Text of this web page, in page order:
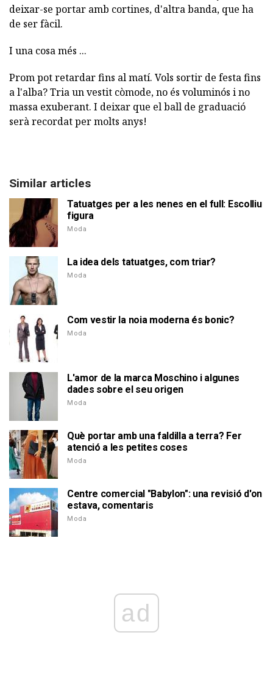
deixar-se portar amb cortines, d'altra banda, que ha
de ser fàcil.
I una cosa més ...
Prom pot retardar fins al matí. Vols sortir de festa fins
a l'alba? Tria un vestit còmode, no és voluminós i no
massa exuberant. I deixar que el ball de graduació
serà recordat per molts anys!
Similar articles
Tatuatges per a les nenes en el full: Escolliu
figura
Moda
La idea dels tatuatges, com triar?
Moda
Com vestir la noia moderna és bonic?
Moda
L'amor de la marca Moschino i algunes
dades sobre el seu origen
Moda
Què portar amb una faldilla a terra? Fer
atenció a les petites coses
Moda
Centre comercial "Babylon": una revisió d'on
estava, comentaris
Moda
ad